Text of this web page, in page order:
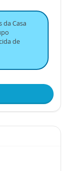
da Casa
de